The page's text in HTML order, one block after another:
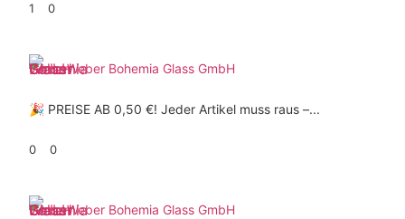
1 0
Weber Bohemia Glass GmbH
🎉 PREISE AB 0,50 €! Jeder Artikel muss raus –...
0 0
Weber Bohemia Glass GmbH